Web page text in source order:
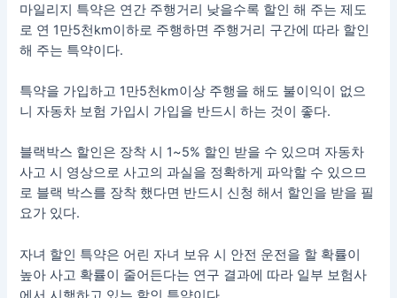
마일리지 특약은 연간 주행거리 낮을수록 할인 해 주는 제도
로 연 1만5천km이하로 주행하면 주행거리 구간에 따라 할인
해 주는 특약이다.
특약을 가입하고 1만5천km이상 주행을 해도 불이익이 없으
니 자동차 보험 가입시 가입을 반드시 하는 것이 좋다.
블랙박스 할인은 장착 시 1~5% 할인 받을 수 있으며 자동차
사고 시 영상으로 사고의 과실을 정확하게 파악할 수 있으므
로 블랙 박스를 장착 했다면 반드시 신청 해서 할인을 받을 필
요가 있다.
자녀 할인 특약은 어린 자녀 보유 시 안전 운전을 할 확률이
높아 사고 확률이 줄어든다는 연구 결과에 따라 일부 보험사